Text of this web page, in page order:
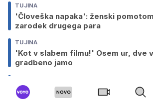
TUJINA
'Človeška napaka': ženski
zarodek drugega para
TUJINA
'Kot v slabem filmu!' Osem ur, dve
gradbeno jamo
Italijanska policija razbila
vodil Slovenec iz zapora?